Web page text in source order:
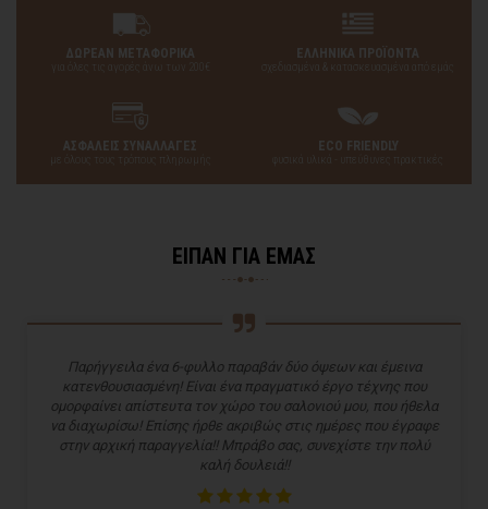
ΔΩΡΕΑΝ ΜΕΤΑΦΟΡΙΚΑ
για όλες τις αγορές άνω των 200€
ΕΛΛΗΝΙΚΑ ΠΡΟΪΟΝΤΑ
σχεδιασμένα & κατασκευασμένα από εμάς
ΑΣΦΑΛΕΙΣ ΣΥΝΑΛΛΑΓΕΣ
με όλους τους τρόπους πληρωμής
ECO FRIENDLY
φυσικά υλικά - υπεύθυνες πρακτικές
ΕΙΠΑΝ ΓΙΑ ΕΜΑΣ
Παρήγγειλα ένα 6-φυλλο παραβάν δύο όψεων και έμεινα
κατενθουσιασμένη! Είναι ένα πραγματικό έργο τέχνης που
ομορφαίνει απίστευτα τον χώρο του σαλονιού μου, που ήθελα
να διαχωρίσω! Επίσης ήρθε ακριβώς στις ημέρες που έγραφε
στην αρχική παραγγελία!! Μπράβο σας, συνεχίστε την πολύ
καλή δουλειά!!